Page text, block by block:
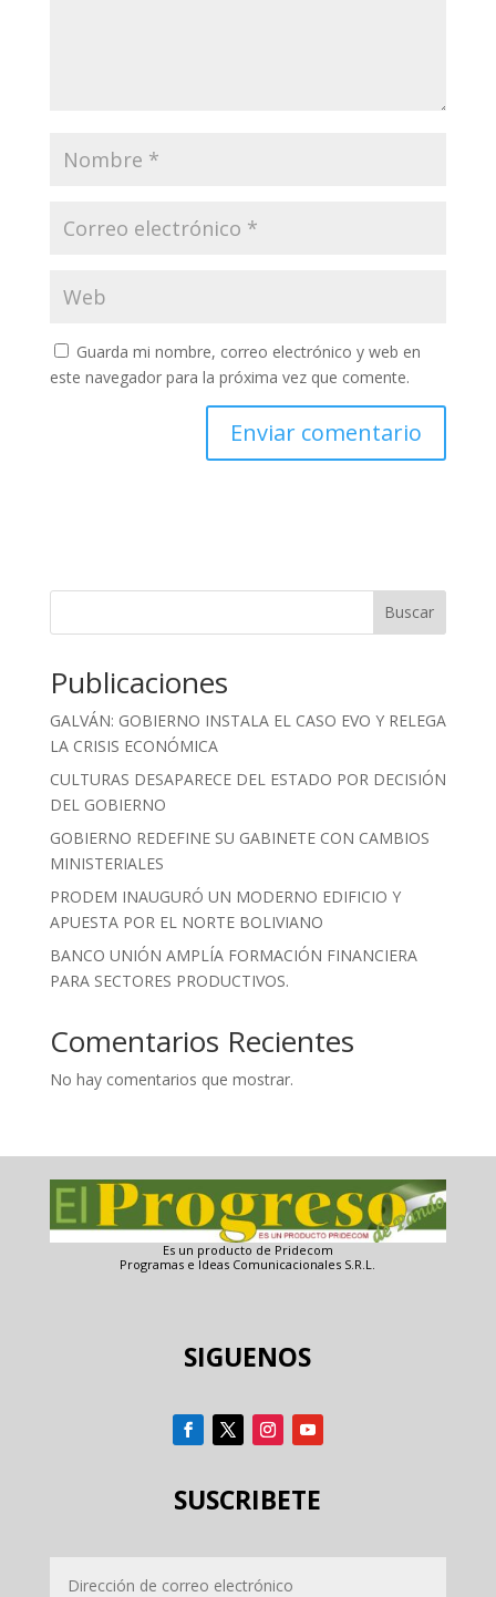
Guarda mi nombre, correo electrónico y web en
este navegador para la próxima vez que comente.
Buscar
Publicaciones
GALVÁN: GOBIERNO INSTALA EL CASO EVO Y RELEGA
LA CRISIS ECONÓMICA
CULTURAS DESAPARECE DEL ESTADO POR DECISIÓN
DEL GOBIERNO
GOBIERNO REDEFINE SU GABINETE CON CAMBIOS
MINISTERIALES
PRODEM INAUGURÓ UN MODERNO EDIFICIO Y
APUESTA POR EL NORTE BOLIVIANO
BANCO UNIÓN AMPLÍA FORMACIÓN FINANCIERA
PARA SECTORES PRODUCTIVOS.
Comentarios Recientes
No hay comentarios que mostrar.
Es un producto de Pridecom
Programas e Ideas Comunicacionales S.R.L.
SIGUENOS
SUSCRIBETE